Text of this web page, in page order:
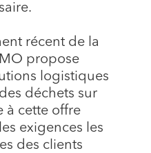
récent de la
propose
logistiques
déchets sur
à cette offre
exigences les
des clients